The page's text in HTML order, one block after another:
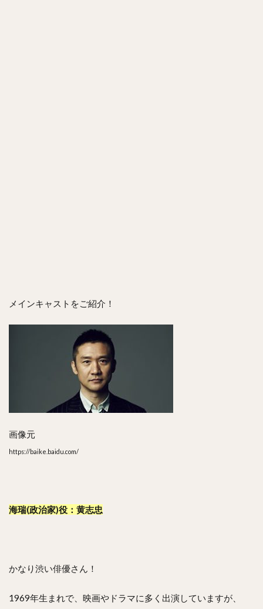
メインキャストをご紹介！
画像元
https://baike.baidu.com/
海瑞(政治家)役：黄志忠
かなり渋い俳優さん！
1969年生まれで、映画やドラマに多く出演していますが、